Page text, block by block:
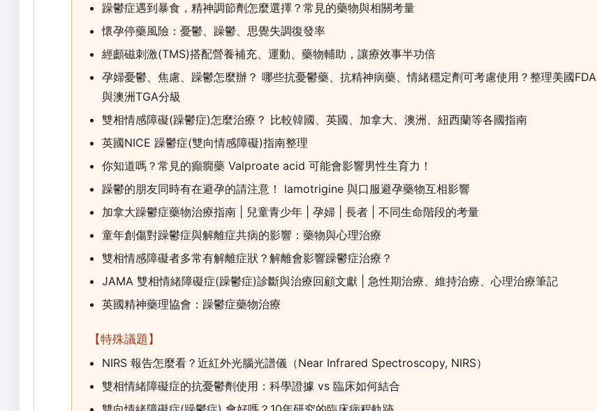
躁鬱症遇到暴食，精神調節劑怎麼選擇？常見的藥物與相關考量
懷孕停藥風險：憂鬱、躁鬱、思覺失調復發率
經顱磁刺激(TMS)搭配營養補充、運動、藥物輔助，讓療效事半功倍
孕婦憂鬱、焦慮、躁鬱怎麼辦？ 哪些抗憂鬱藥、抗精神病藥、情緒穩定劑可考慮使用？整理美國FDA
與澳洲TGA分級
雙相情感障礙(躁鬱症)怎麼治療？ 比較韓國、英國、加拿大、澳洲、紐西蘭等各國指南
英國NICE 躁鬱症(雙向情感障礙)指南整理
你知道嗎？常見的癲癇藥 Valproate acid 可能會影響男性生育力！
躁鬱的朋友同時有在避孕的請注意！ lamotrigine 與口服避孕藥物互相影響
加拿大躁鬱症藥物治療指南 | 兒童青少年 | 孕婦 | 長者 | 不同生命階段的考量
童年創傷對躁鬱症與解離症共病的影響：藥物與心理治療
雙相情感障礙者多常有解離症狀？解離會影響躁鬱症治療？
JAMA 雙相情緒障礙症(躁鬱症)診斷與治療回顧文獻 | 急性期治療、維持治療、心理治療筆記
英國精神藥理協會：躁鬱症藥物治療
【特殊議題】
NIRS 報告怎麼看？近紅外光腦光譜儀（Near Infrared Spectroscopy, NIRS）
雙相情緒障礙症的抗憂鬱劑使用：科學證據 vs 臨床如何結合